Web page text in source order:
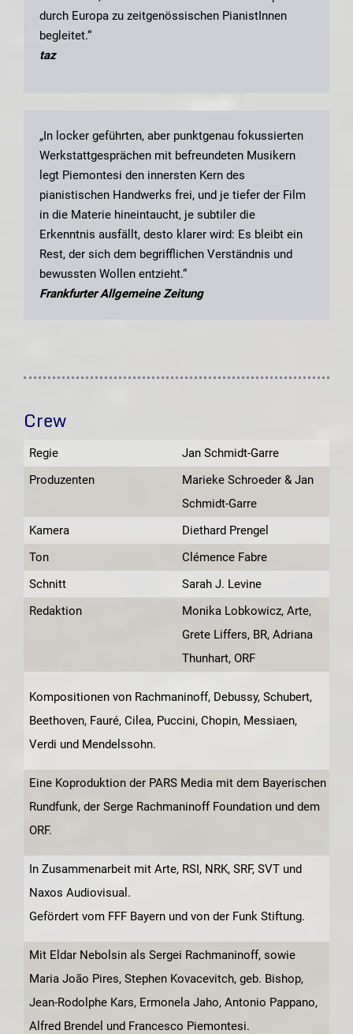
durch Europa zu zeitgenössischen PianistInnen
begleitet.“
taz
„In locker geführten, aber punktgenau fokussierten
Werkstattgesprächen mit befreundeten Musikern
legt Piemontesi den innersten Kern des
pianistischen Handwerks frei, und je tiefer der Film
in die Materie hineintaucht, je subtiler die
Erkenntnis ausfällt, desto klarer wird: Es bleibt ein
Rest, der sich dem begrifflichen Verständnis und
bewussten Wollen entzieht.“
Frankfurter Allgemeine Zeitung
Crew
Regie
Jan Schmidt-Garre
Produzenten
Marieke Schroeder & Jan
Schmidt-Garre
Kamera
Diethard Prengel
Ton
Clémence Fabre
Schnitt
Sarah J. Levine
Redaktion
Monika Lobkowicz, Arte,
Grete Liffers, BR, Adriana
Thunhart, ORF
Kompositionen von Rachmaninoff, Debussy, Schubert,
Beethoven, Fauré, Cilea, Puccini, Chopin, Messiaen,
Verdi und Mendelssohn.
Eine Koproduktion der PARS Media mit dem Bayerischen
Rundfunk, der Serge Rachmaninoff Foundation und dem
ORF.
In Zusammenarbeit mit Arte, RSI, NRK, SRF, SVT und
Naxos Audiovisual.
Gefördert vom FFF Bayern und von der Funk Stiftung.
Mit Eldar Nebolsin als Sergei Rachmaninoff, sowie
Maria João Pires, Stephen Kovacevitch, geb. Bishop,
Jean-Rodolphe Kars, Ermonela Jaho, Antonio Pappano,
Alfred Brendel und Francesco Piemontesi.